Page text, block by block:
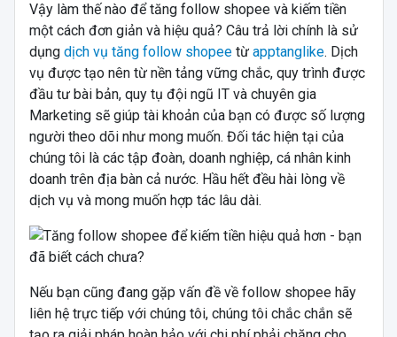
Vậy làm thế nào để tăng follow shopee và kiếm tiền
một cách đơn giản và hiệu quả? Câu trả lời chính là sử
dụng dịch vụ tăng follow shopeetừ apptanglike. Dịch
vụ được tạo nên từ nền tảng vững chắc, quy trình được
đầu tư bài bản, quy tụ đội ngũ IT và chuyên gia
Marketing sẽ giúp tài khoản của bạn có được số lượng
người theo dõi như mong muốn. Đối tác hiện tại của
chúng tôi là các tập đoàn, doanh nghiệp, cá nhân kinh
doanh trên địa bàn cả nước. Hầu hết đều hài lòng về
dịch vụ và mong muốn hợp tác lâu dài.
Nếu bạn cũng đang gặp vấn đề về follow shopee hãy
liên hệ trực tiếp với chúng tôi, chúng tôi chắc chắn sẽ